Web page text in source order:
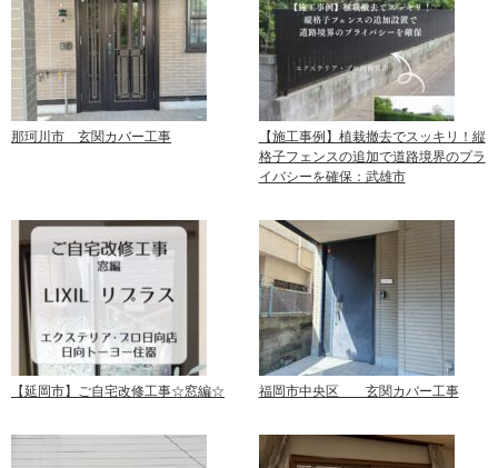
那珂川市 玄関カバー工事
【施工事例】植栽撤去でスッキリ！縦
格子フェンスの追加で道路境界のプラ
イバシーを確保：武雄市
【延岡市】ご自宅改修工事☆窓編☆ 福岡市中央区 玄関カバー工事